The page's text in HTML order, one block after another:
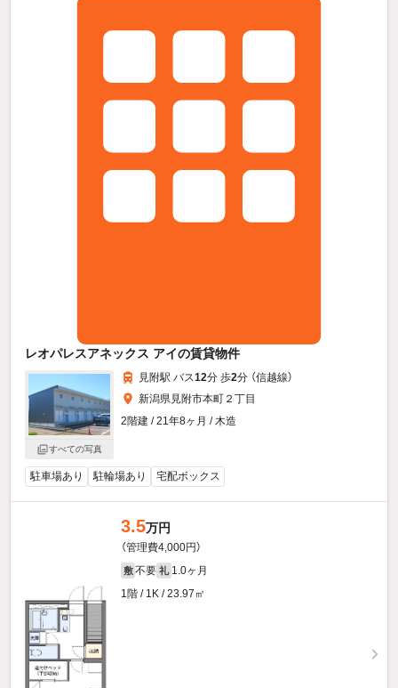
レオパレスアネックス アイの賃貸物件
すべての写真
見附駅 バス12分 歩2分 （信越線）
新潟県見附市本町２丁目
2階建 / 21年8ヶ月 / 木造
駐車場あり 駐輪場あり 宅配ボックス
3.5万円
（管理費4,000円）
敷 不要 礼 1.0ヶ月
1階 / 1K / 23.97㎡